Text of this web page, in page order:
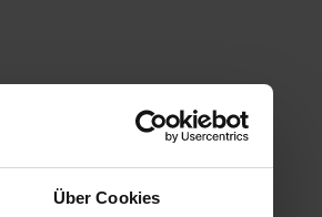
Über Cookies